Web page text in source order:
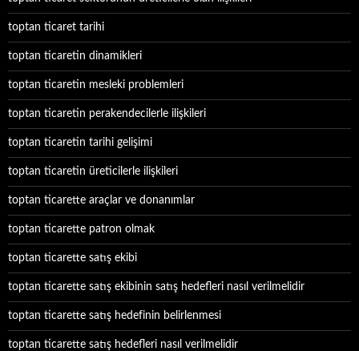
toptan ticaret tarihi
toptan ticaretin dinamikleri
toptan ticaretin mesleki problemleri
toptan ticaretin perakendecilerle ilişkileri
toptan ticaretin tarihi gelişimi
toptan ticaretin üreticilerle ilişkileri
toptan ticarette araçlar ve donanımlar
toptan ticarette patron olmak
toptan ticarette satış ekibi
toptan ticarette satış ekibinin satış hedefleri nasıl verilmelidir
toptan ticarette satış hedefinin belirlenmesi
toptan ticarette satış hedefleri nasıl verilmelidir